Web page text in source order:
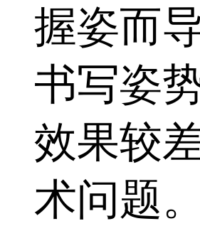
握姿而
书写姿
效果较
术问题。